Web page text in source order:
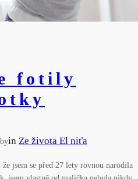
fotily
byin Ze života El niťa
jsem se před 27 lety rovnou narodila